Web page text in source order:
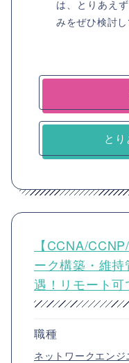
は、とりあえ
みをぜひ検討し
と
【CCNA/
ーク構築・維
遇！リモート可
職種
ネットワークエンジ